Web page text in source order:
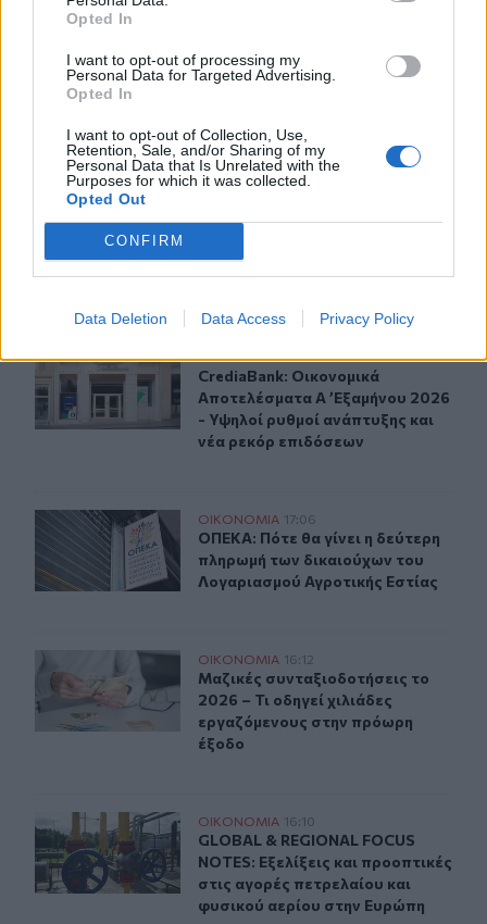
Opted In
I want to opt-out of processing my
Personal Data for Targeted Advertising.
Opted In
I want to opt-out of Collection, Use,
Retention, Sale, and/or Sharing of my
Personal Data that Is Unrelated with the
Purposes for which it was collected.
Opted Out
CONFIRM
Data Deletion Data Access Privacy Policy
Σήμερα η δεύτερη πληρωμή των δικαιούχων του
ΟΙΚΟΝΟΜΙΑ 07:31
Σήμερα η δεύτερη πληρωμή των
Σήμερα η δεύτερη πληρωμή των
ΕΝΦΙΑ: Τα λάθη στις μεταβιβάσεις που φέρνουν
τσουχτερά πρόστιμα έως 1.000
ευρώ
CrediaBank: Οικονομικά Αποτελέσματα A ’Εξαμήνου
ΟΙΚΟΝΟΜΙΑ 18:37
CrediaBank: Οικονομικά
CrediaBank: Οικονομικά
Αποτελέσματα A ’Εξαμήνου 2026
- Υψηλοί ρυθμοί ανάπτυξης και
νέα ρεκόρ επιδόσεων
ΟΠΕΚΑ: Πότε θα γίνει η δεύτερη πληρωμή των
ΟΙΚΟΝΟΜΙΑ 17:06
ΟΠΕΚΑ: Πότε θα γίνει η δεύτερη
ΟΠΕΚΑ: Πότε θα γίνει η δεύτερη
πληρωμή των δικαιούχων του
Λογαριασμού Αγροτικής Εστίας
Μαζικές συνταξιοδοτήσεις το 2026 – Τι οδηγεί
ΟΙΚΟΝΟΜΙΑ 16:12
Μαζικές συνταξιοδοτήσεις το
Μαζικές συνταξιοδοτήσεις το
2026 – Τι οδηγεί χιλιάδες
εργαζόμενους στην πρόωρη
έξοδο
GLOBAL & REGIONAL FOCUS NOTES: Εξελίξεις και
ΟΙΚΟΝΟΜΙΑ 16:10
GLOBAL & REGIONAL FOCUS
GLOBAL & REGIONAL FOCUS
NOTES: Εξελίξεις και προοπτικές
στις αγορές πετρελαίου και
φυσικού αερίου στην Ευρώπη